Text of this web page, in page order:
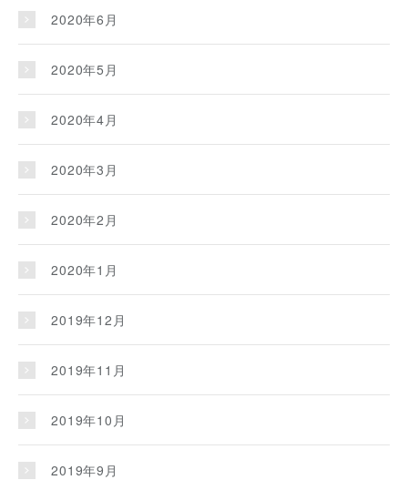
2020年6月
2020年5月
2020年4月
2020年3月
2020年2月
2020年1月
2019年12月
2019年11月
2019年10月
2019年9月